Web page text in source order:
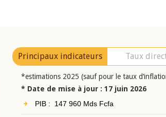
Principaux indicateurs Taux
*estimations 2025 (sauf pour le taux
* Date de mise à jour : 17 juin 2026
PIB : 147 960 Mds Fcfa